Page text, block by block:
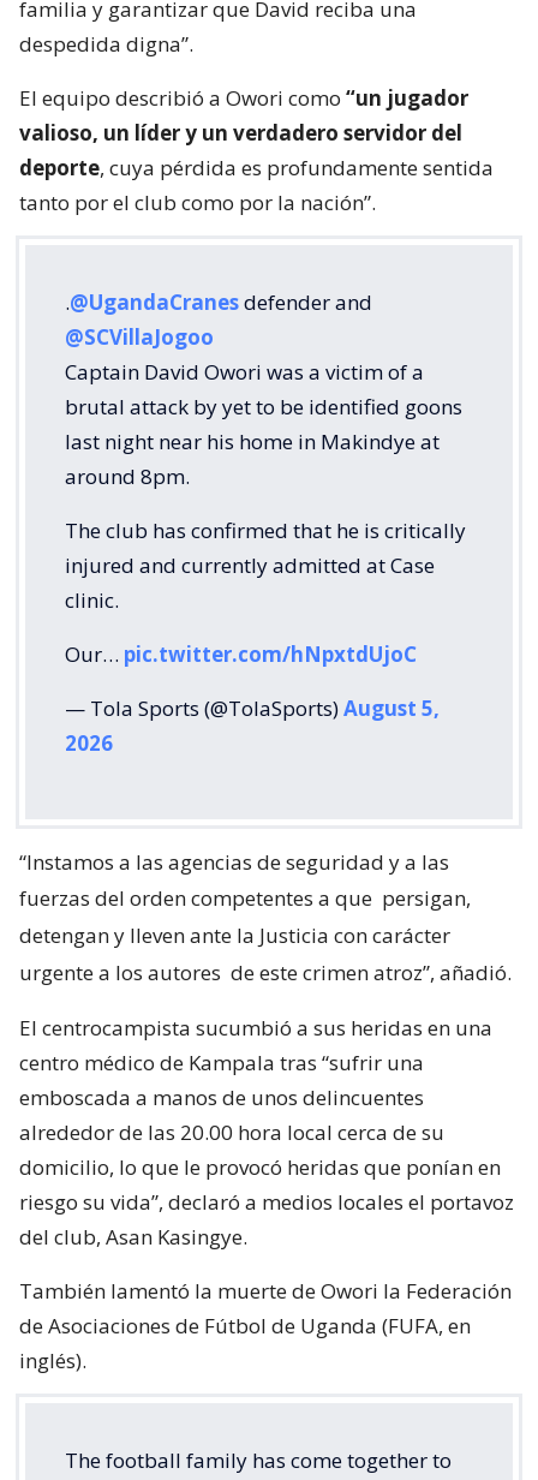
familia y garantizar que David reciba una
despedida digna”.
El equipo describió a Owori como “un jugador
valioso, un líder y un verdadero servidor del
deporte, cuya pérdida es profundamente sentida
tanto por el club como por la nación”.
.@UgandaCranesdefender and
@SCVillaJogoo
Captain David Owori was a victim of a
brutal attack by yet to be identified goons
last night near his home in Makindye at
around 8pm.
The club has confirmed that he is critically
injured and currently admitted at Case
clinic.
Our… pic.twitter.com/hNpxtdUjoC
— Tola Sports (@TolaSports)August 5,
2026
“Instamos a las agencias de seguridad y a las
fuerzas del orden competentes a que persigan,
detengan y lleven ante la Justicia con carácter
urgente a los autores de este crimen atroz”, añadió.
El centrocampista sucumbió a sus heridas en una
centro médico de Kampala tras “sufrir una
emboscada a manos de unos delincuentes
alrededor de las 20.00 hora local cerca de su
domicilio, lo que le provocó heridas que ponían en
riesgo su vida”, declaró a medios locales el portavoz
del club, Asan Kasingye.
También lamentó la muerte de Owori la Federación
de Asociaciones de Fútbol de Uganda (FUFA, en
inglés).
The football family has come together to